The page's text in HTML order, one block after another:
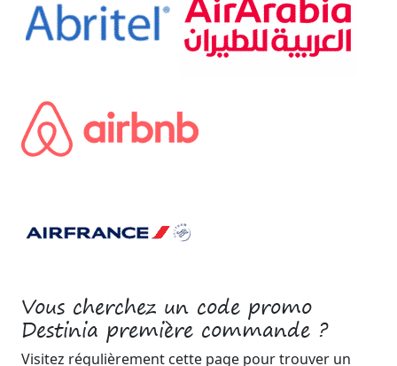
Vous cherchez un code promo
Destinia première commande ?
Visitez régulièrement cette page pour trouver un